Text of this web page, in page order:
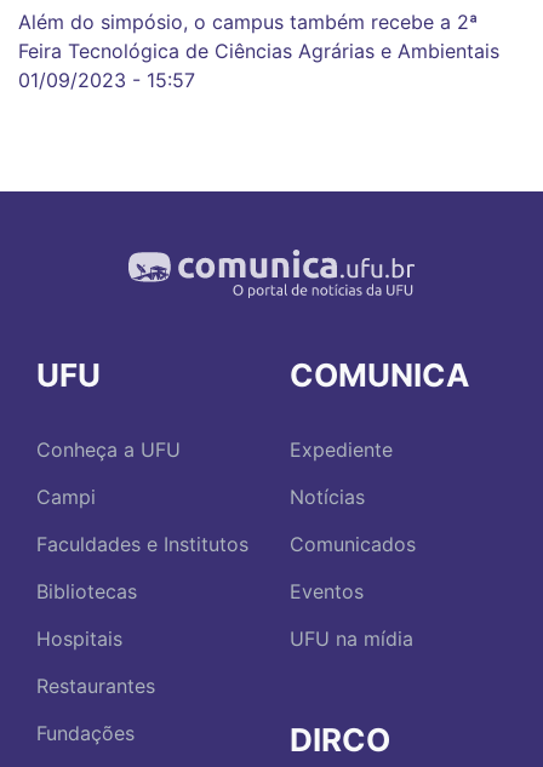
Além do simpósio, o campus também recebe a 2ª
Feira Tecnológica de Ciências Agrárias e Ambientais
01/09/2023 - 15:57
UFU
Conheça a UFU
Campi
Faculdades e Institutos
Bibliotecas
Hospitais
Restaurantes
Fundações
COMUNICA
Expediente
Notícias
Comunicados
Eventos
UFU na mídia
DIRCO